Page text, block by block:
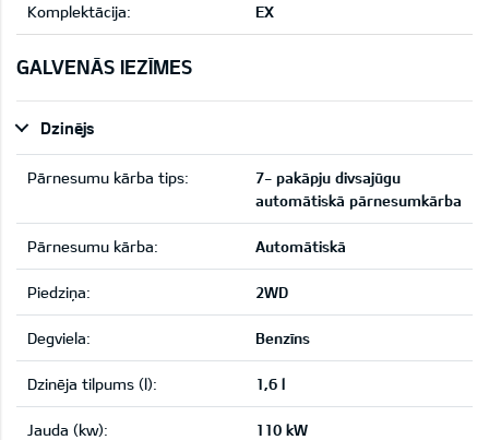
Komplektācija: EX
GALVENĀS IEZĪMES
Dzinējs
Pārnesumu kārba tips:
7- pakāpju divsajūgu
automātiskā pārnesumkārba
Pārnesumu kārba: Automātiskā
Piedziņa: 2WD
Degviela: Benzīns
Dzinēja tilpums (l): 1,6 l
Jauda (kw): 110 kW